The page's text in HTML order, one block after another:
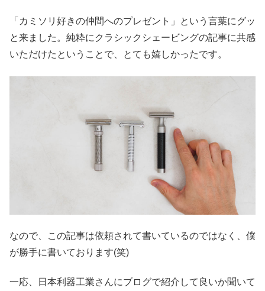
「カミソリ好きの仲間へのプレゼント」という言葉にグッ
と来ました。純粋にクラシックシェービングの記事に共感
いただけたということで、とても嬉しかったです。
なので、この記事は依頼されて書いているのではなく、僕
が勝手に書いております(笑)
一応、日本利器工業さんにブログで紹介して良いか聞いて